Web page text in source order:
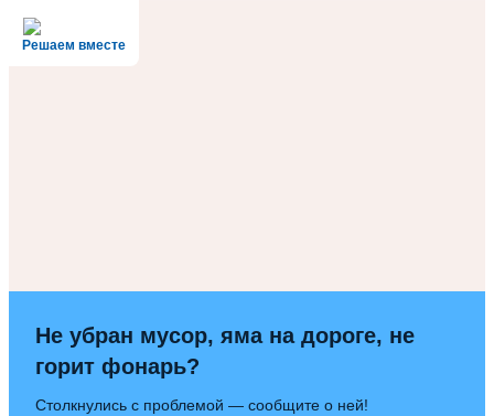
Решаем вместе
Не убран мусор, яма на дороге, не
горит фонарь?
Столкнулись с проблемой — сообщите о ней!